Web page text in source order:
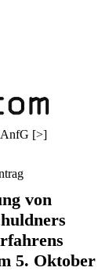
[>]
von
5. Oktober